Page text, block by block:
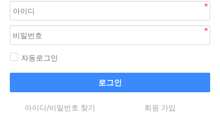
자동로그인
로그인
아이디/비밀번호 찾기 회원 가입